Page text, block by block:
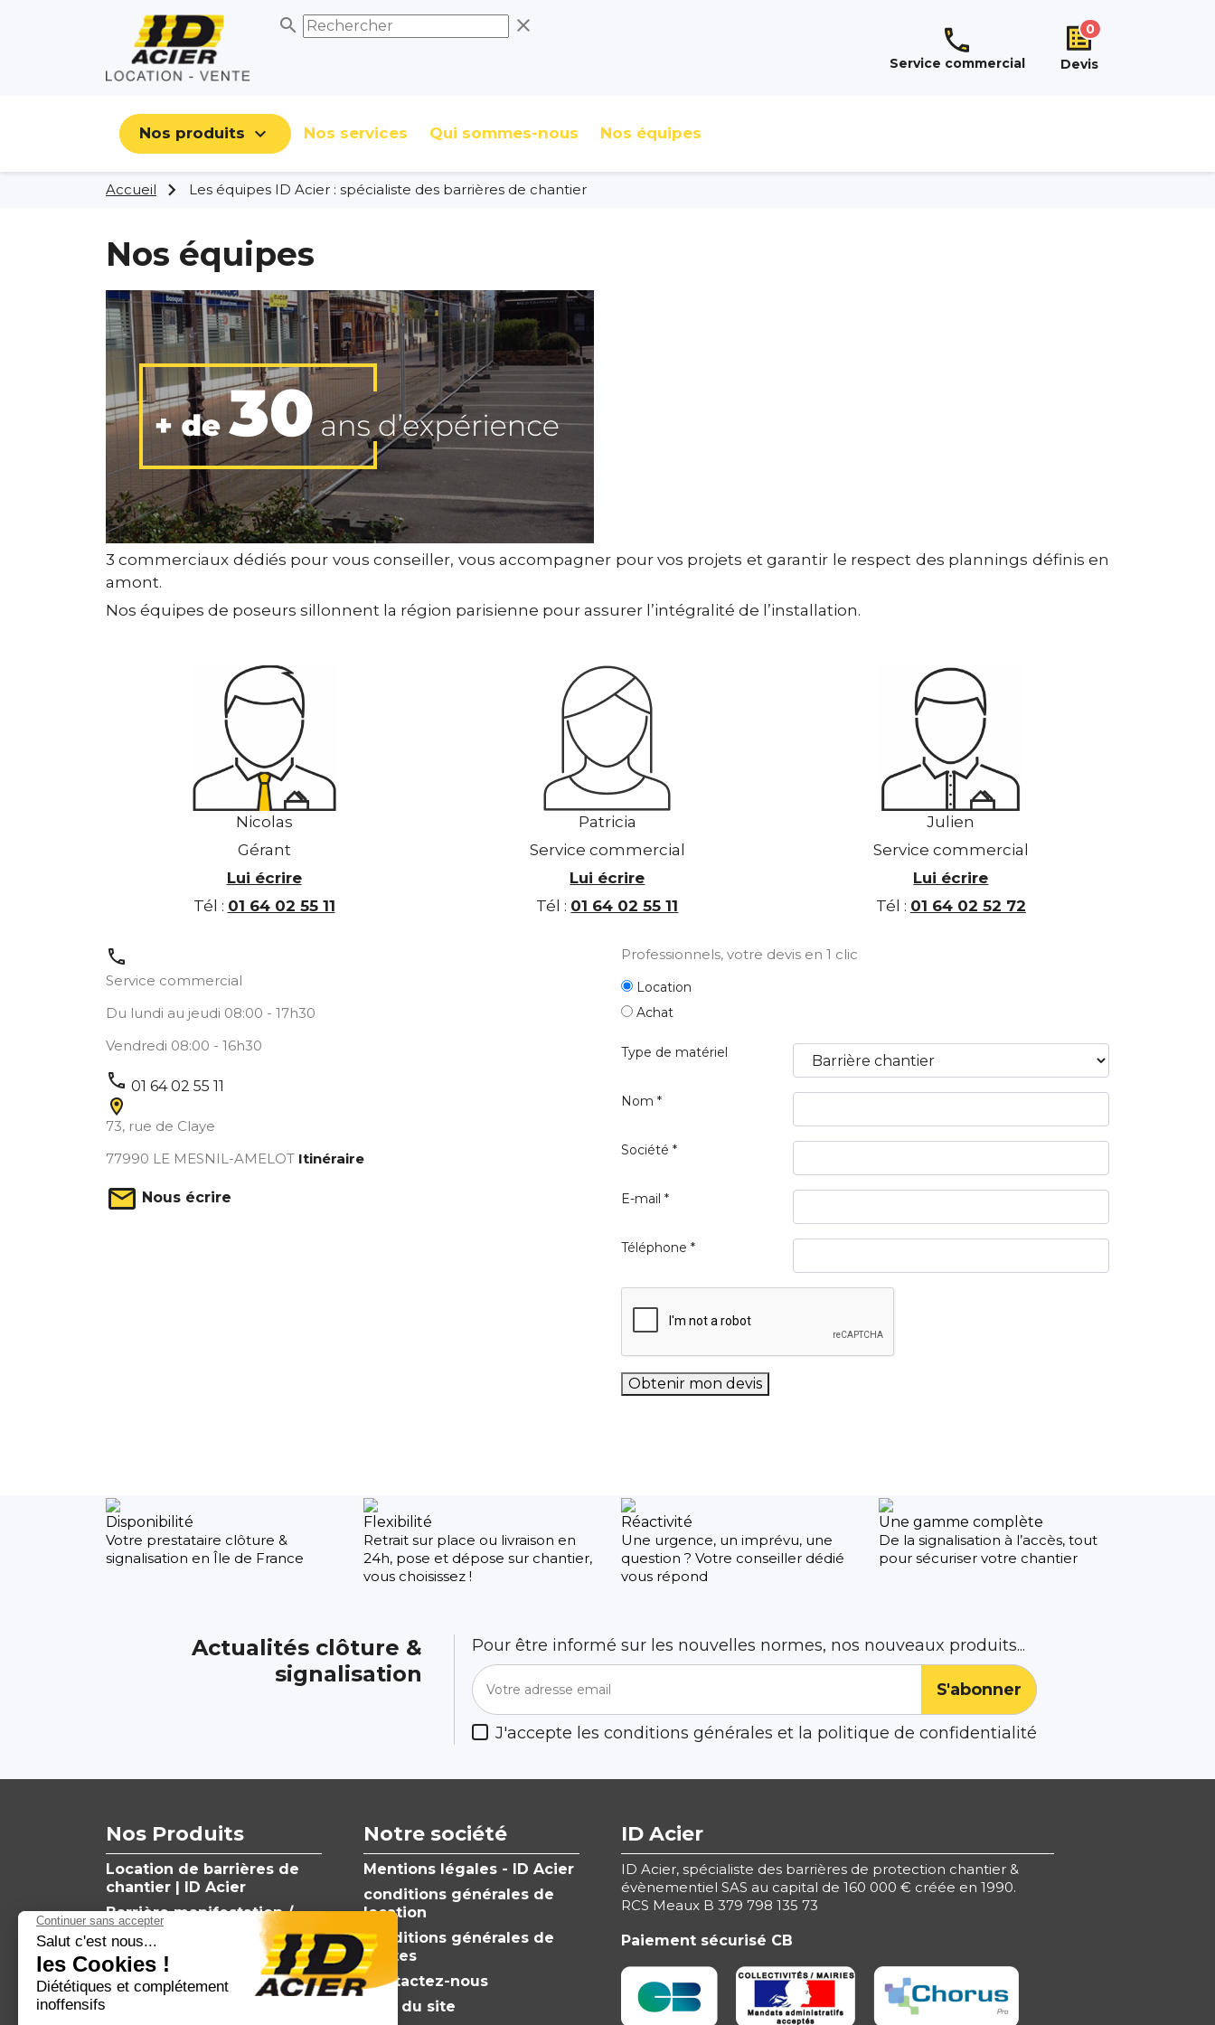
search clear
Service commercial
0
Devis
Nos produits  Nos services Qui sommes-nous Nos équipes
Accueil Les équipes ID Acier : spécialiste des barrières de chantier
Nos équipes
3 commerciaux dédiés pour vous conseiller, vous accompagner pour vos projets et garantir le respect des plannings définis en
amont.
Nos équipes de poseurs sillonnent la région parisienne pour assurer l’intégralité de l’installation.
Nicolas
Gérant
Lui écrire
Tél : 01 64 02 55 11
Patricia
Service commercial
Lui écrire
Tél : 01 64 02 55 11
Julien
Service commercial
Lui écrire
Tél : 01 64 02 52 72
call
Service commercial
Du lundi au jeudi 08:00 - 17h30
Vendredi 08:00 - 16h30
call 01 64 02 55 11
73, rue de Claye
77990 LE MESNIL-AMELOT Itinéraire
Nous écrire
Professionnels, votre devis en 1 clic
Location
Achat
Type de matériel
Nom *
Société *
E-mail *
Téléphone *
Obtenir mon devis
Disponibilité
Votre prestataire clôture &
signalisation en Île de France
Flexibilité
Retrait sur place ou livraison en
24h, pose et dépose sur chantier,
vous choisissez !
Réactivité
Une urgence, un imprévu, une
question ? Votre conseiller dédié
vous répond
Une gamme complète
De la signalisation à l’accès, tout
pour sécuriser votre chantier
Actualités clôture &
signalisation
Pour être informé sur les nouvelles normes, nos nouveaux produits...
J'accepte les conditions générales et la politique de confidentialité
Nos Produits
Location de barrières de
chantier | ID Acier
Barrière manifestation /
achat et location barrière
événementiel
Barrière de foule compet'
sport / location barrière
Notre société
Mentions légales - ID Acier
conditions générales de
location
conditions générales de
ventes
Contactez-nous
Plan du site
ID Acier
ID Acier, spécialiste des barrières de protection chantier &
évènementiel SAS au capital de 160 000 € créée en 1990.
RCS Meaux B 379 798 135 73
Paiement sécurisé CB